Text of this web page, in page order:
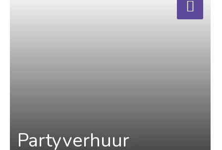
Partyverhuur